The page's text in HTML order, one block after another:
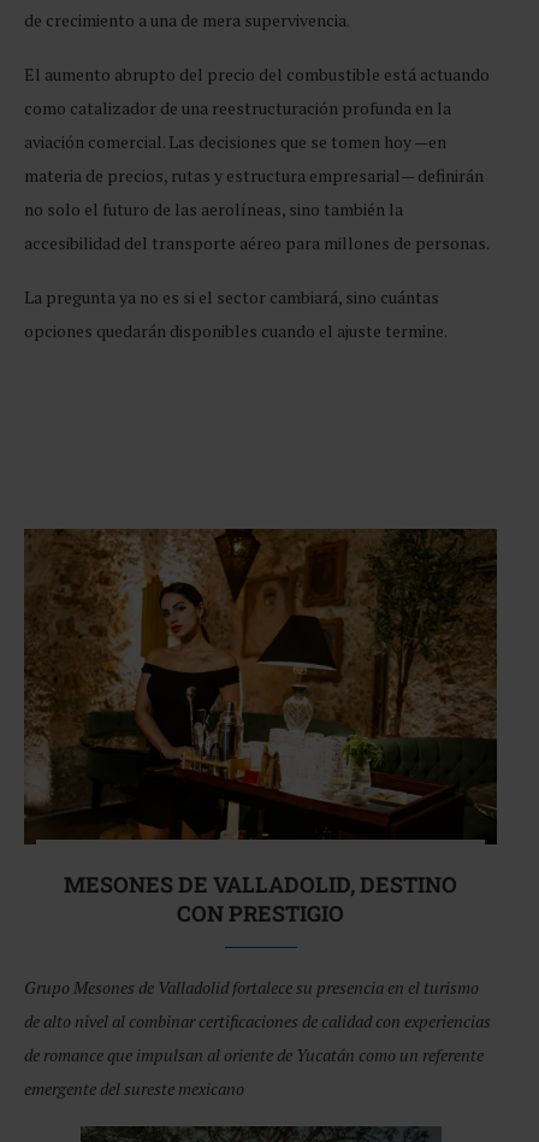
de crecimiento a una de mera supervivencia.
El aumento abrupto del precio del combustible está actuando
como catalizador de una reestructuración profunda en la
aviación comercial. Las decisiones que se tomen hoy —en
materia de precios, rutas y estructura empresarial— definirán
no solo el futuro de las aerolíneas, sino también la
accesibilidad del transporte aéreo para millones de personas.
La pregunta ya no es si el sector cambiará, sino cuántas
opciones quedarán disponibles cuando el ajuste termine.
MESONES DE VALLADOLID, DESTINO
CON PRESTIGIO
Grupo Mesones de Valladolid fortalece su presencia en el turismo
de alto nivel al combinar certificaciones de calidad con experiencias
de romance que impulsan al oriente de Yucatán como un referente
emergente del sureste mexicano